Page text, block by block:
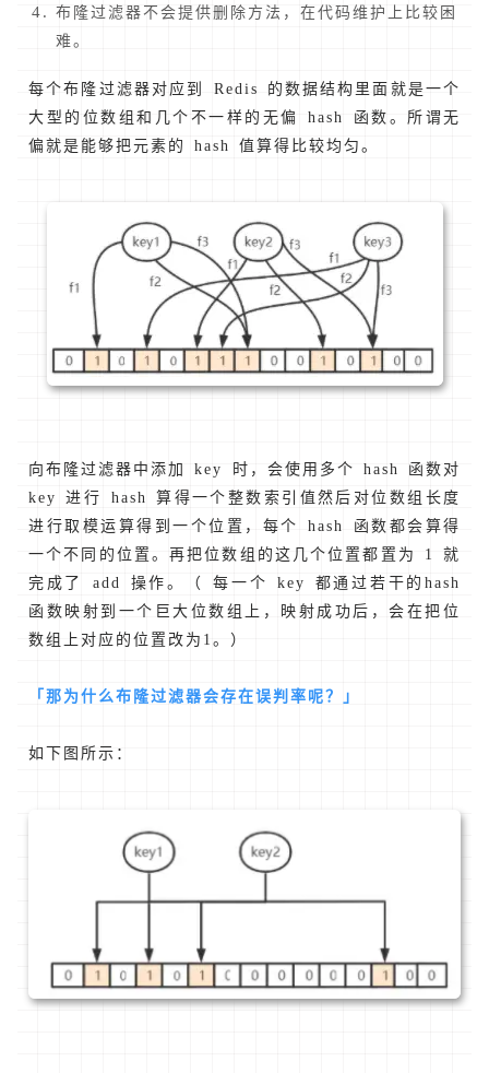
布隆过滤器不会提供删除方法，在代码维护上比较困
难。
每个布隆过滤器对应到 Redis 的数据结构里面就是一个
大型的位数组和几个不一样的无偏 hash 函数。所谓无
偏就是能够把元素的 hash 值算得比较均匀。
向布隆过滤器中添加 key 时，会使用多个 hash 函数对
key 进行 hash 算得一个整数索引值然后对位数组长度
进行取模运算得到一个位置，每个 hash 函数都会算得
一个不同的位置。再把位数组的这几个位置都置为 1 就
完成了 add 操作。（ 每一个 key 都通过若干的hash
函数映射到一个巨大位数组上，映射成功后，会在把位
数组上对应的位置改为1。）
「那为什么布隆过滤器会存在误判率呢？」
如下图所示：